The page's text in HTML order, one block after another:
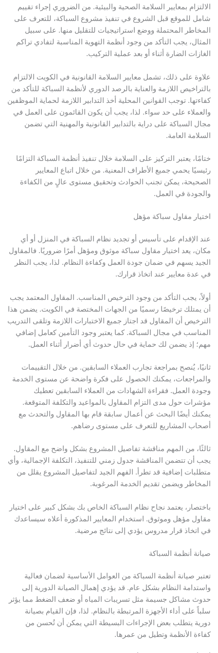
الالتزام بمعايير السلامة الصحية والبيئية. من الضروري إجراء تقييم
شامل للموقع قبل الشروع في تنفيذ مشروع السباكة، للتعرف على
المخاطر المحتملة ووضع استراتيجيات للتقليل منها. على سبيل
المثال، يجب التأكد من وجود أنظمة التهوية المناسبة لتفادي تراكم
الغازات الضارة أثناء أو بعد عملية التركيب.
علاوة على ذلك، تشمل معايير السلامة القانونية في الكويت الالتزام
بالتراخيص اللازمة والعناية بالرصد الدوري لأنظمة السباكة للتأكد من
كفاءتها. توجب القوانين المحلية أخذ التدابير اللازمة لحماية الموظفين
والعملاء على حد سواء. لذا، يجب أن يكون القائمون على العمل في
مجال السباكة على دراية بالتدابير القانونية والمهنية التي تضمن
السلامة العامة.
ختامًا، يعتبر التركيز على السلامة خلال تنفيذ أنظمة السباكة التزامًا
رئيسيًا يحمي جميع الأطراف المعنية. من خلال اتباع المعايير
الصحيحة، يمكن تجنب الحوادث وتحقيق مستوى عالٍ من الكفاءة
والجودة في العمل.
اختيار مقاول سباكة مؤهل
عند الإقدام على تأسيس أو تجديد نظام السباكة في المنزل أو أي
مكان، يعد اختيار مقاول سباكة موثوق ومؤهل أمرًا ضروريًا. فالمقاول
الجيد يسهم في ضمان جودة العمل وكفاءة النظام. لذا، يجب النظر
في عدة معايير عند اتخاذ قرارك.
أولاً، يجب التأكد من وجود الترخيص المناسب. المقاول المعتمد يجب
أن يمتلك ترخيصًا رسميًا من الجهات المختصة في الكويت. يضمن هذا
الترخيص أن المقاول قد اجتاز جميع الاختبارات اللازمة وتلقى التدريب
المناسب في مجال السباكة. كما يعتبر وجود التأمين كعامل إضافي
مهم؛ إذ يضمن لك حماية في حال حدوث أي أضرار أثناء العمل.
ثانيًا، يُنصح بمراجعة تجارب العملاء السابقين. من خلال التقييمات
والمراجعات، يمكنك الحصول على فكرة واضحة عن مستوى الخدمة
وجودة العمل. فقراءة الشهادات من العملاء السابقين تعطيك
مؤشرات حول مدى التزام المقاول بالمواعيد والتكلفة المتوقعة.
يمكنك أيضًا البحث عن أعمال سابقة قام بها المقاول والتحدث مع
أصحاب المشاريع للتعرف على مستوى رضاهم.
ثالثًا، من المهم مناقشة تفاصيل المشروع بشكل واضح مع المقاول.
يجب أن تتضمن المناقشة جدول زمني للتنفيذ، التكلفة الإجمالية، وأي
متطلبات إضافية قد تطرأ. الفهم الجيد لتفاصيل المشروع يقلل من
المخاطر ويضمن تقديم الخدمة المرغوبة.
باختصار، يعتمد نجاح نظام السباكة الخاص بك بشكل كبير على اختيار
مقاول مؤهل وموثوق. استخدام المعايير المذكورة أعلاه سيساعدك
في اتخاذ قرار مدروس يؤدي إلى نتائج مرضية.
صيانة أنظمة السباكة
تعتبر صيانة أنظمة السباكة من العوامل الأساسية لضمان فعالية
واستدامة النظام بشكل عام. قد يؤدي إهمال الصيانة الدورية إلى
حدوث مشاكل جسيمة مثل تسريبات المياه أو ضعف الضغط مما يؤثر
سلباً على أداء الأجهزة المرتبطة بالنظام. لذا، فإن القيام بصيانة
دورية يتطلب بعض الإجراءات البسيطة التي يمكن أن تُحسن من
كفاءة الأنظمة وتطيل من عمرها.